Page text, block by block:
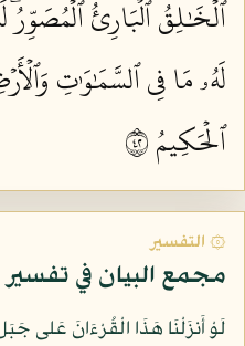
ٱلۡخَٰلِقُ ٱلۡبَارِئُ ٱلۡمُصَوِّرُۖ
لَهُۥ مَا فِي ٱلسَّمَٰوَٰتِ
ٱلۡحَكِيمُ ٢٤
۞ التفسير
مجمع البيان في تفسير
لَوْ أَنزَلْنَا هَذَا الْقُرْءَانَ عَلى